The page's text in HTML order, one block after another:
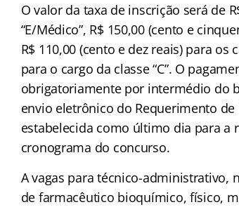
O valor da taxa de inscrição será de
“E/Médico”, R$ 150,00 (cento e
R$ 110,00 (cento e dez reais) para os
para o cargo da classe “C”. O
obrigatoriamente por intermédio do
envio eletrônico do Requerimento
estabelecida como último dia para a
cronograma do concurso.
A vagas para técnico-administrativo,
de farmacêutico bioquímico, físico,